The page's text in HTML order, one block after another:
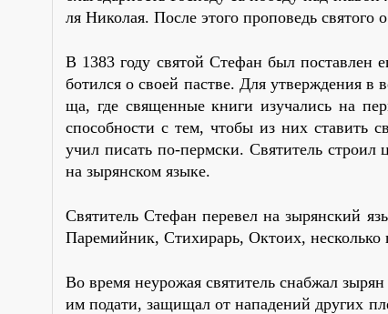
ля Ни­ко­лая. По­сле это­го про­по­ведь свя­то­го
В 1383 го­ду свя­той Сте­фан был
бо­тил­ся о сво­ей пастве. Для утвер­жде­ния
ща, где свя­щен­ные кни­ги изу­ча­лись на
спо­соб­но­сти с тем, чтобы из них ста­вить
учил пи­сать по-перм­ски. Свя­ти­тель
на зы­рян­ском язы­ке.
Свя­ти­тель Сте­фан пе­ре­вел на зы­рян­ский
Па­ре­мий­ник, Сти­хи­рарь, Ок­то­их,
Во вре­мя неуро­жая свя­ти­тель снаб­жал
им по­да­ти, за­щи­щал от на­па­де­ний дру­гих